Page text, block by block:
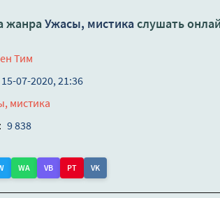
жанра Ужасы, мистикаслушать
Тим
15-07-2020, 21:36
мистика
9 838
WA VB PT VK